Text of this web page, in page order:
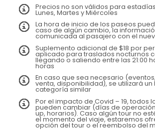
Precios no son válidos para
Lunes, Martes y Miércoles
La hora de inicio de los paseos
caso de algún cambio, la
comunicada al pasajero con el
Suplemento adicional de $18 por
aplicado para traslados nocturnos
llegando o saliendo entre las 21:00
horas
En caso que sea necesario
venta, disponibilidad), se utilizará un
categoría similar
Por el impacto de Covid – 19, todos
pueden cambiar (días de
up, horarios). Caso algún tour no
el momento del viaje, estaremos
opción del tour o el reembolso del